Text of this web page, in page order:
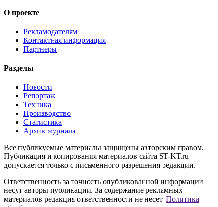
О проекте
Рекламодателям
Контактная информация
Партнеры
Разделы
Новости
Репортаж
Техника
Производство
Статистика
Архив журнала
Все публикуемые материалы защищены авторским правом.
Публикация и копирования материалов сайта ST-KT.ru
допускается только с письменного разрешения редакции.
Ответственность за точность опубликованной информации
несут авторы публикаций. За содержание рекламных
материалов редакция ответственности не несет. Политика